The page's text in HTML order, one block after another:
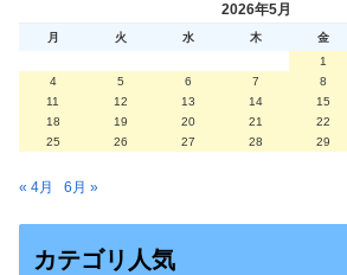
2026年5月
月 火 水 木 金
1
4
5 6 7 8
11
12 13 14 15
18
19 20 21 22
25
26 27 28 29
« 4月 6月 »
カテゴリ人気